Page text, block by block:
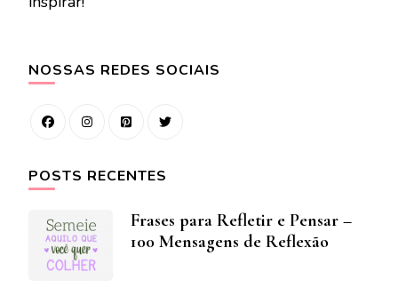
NOSSAS REDES SOCIAIS
POSTS RECENTES
Frases para Refletir e Pensar –
100 Mensagens de Reflexão